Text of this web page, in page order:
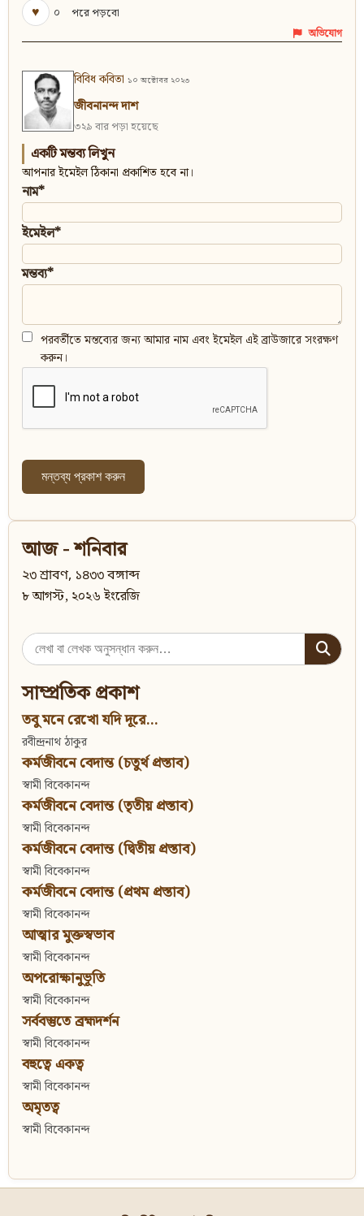
♥
০ পরে পড়বো
অভিযোগ
বিবিধ কবিতা ১০ অক্টোবর ২০২৩
জীবনানন্দ দাশ
৩২৯ বার পড়া হয়েছে
একটি মন্তব্য লিখুন
আপনার ইমেইল ঠিকানা প্রকাশিত হবে না।
নাম*
ইমেইল*
মন্তব্য*
পরবর্তীতে মন্তব্যের জন্য আমার নাম এবং ইমেইল এই ব্রাউজারে সংরক্ষণ
করুন।
আজ - শনিবার
২৩ শ্রাবণ, ১৪৩৩ বঙ্গাব্দ
৮ আগস্ট, ২০২৬ ইংরেজি
Search
for:
সাম্প্রতিক প্রকাশ
তবু মনে রেখো যদি দূরে...
রবীন্দ্রনাথ ঠাকুর
কর্মজীবনে বেদান্ত (চতুর্থ প্রস্তাব)
স্বামী বিবেকানন্দ
কর্মজীবনে বেদান্ত (তৃতীয় প্রস্তাব)
স্বামী বিবেকানন্দ
কর্মজীবনে বেদান্ত (দ্বিতীয় প্রস্তাব)
স্বামী বিবেকানন্দ
কর্মজীবনে বেদান্ত (প্রথম প্রস্তাব)
স্বামী বিবেকানন্দ
আত্মার মুক্তস্বভাব
স্বামী বিবেকানন্দ
অপরোক্ষানুভূতি
স্বামী বিবেকানন্দ
সর্ববস্তুতে ব্রহ্মদর্শন
স্বামী বিবেকানন্দ
বহুত্বে একত্ব
স্বামী বিবেকানন্দ
অমৃতত্ব
স্বামী বিবেকানন্দ